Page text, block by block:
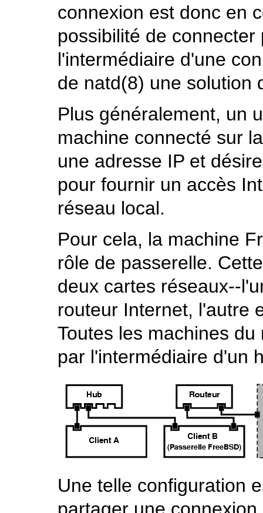
connexion est donc en
possibilité de
l'intermédiaire d'une
de natd(8) une solution
Plus généralement, un
machine connecté sur
une adresse IP et
pour fournir un accès
réseau local.
Pour cela, la machine
rôle de passerelle.
deux cartes réseaux--
routeur Internet, l'autre
Toutes les machines
par l'intermédiaire d'un
Une telle configuration
partager une